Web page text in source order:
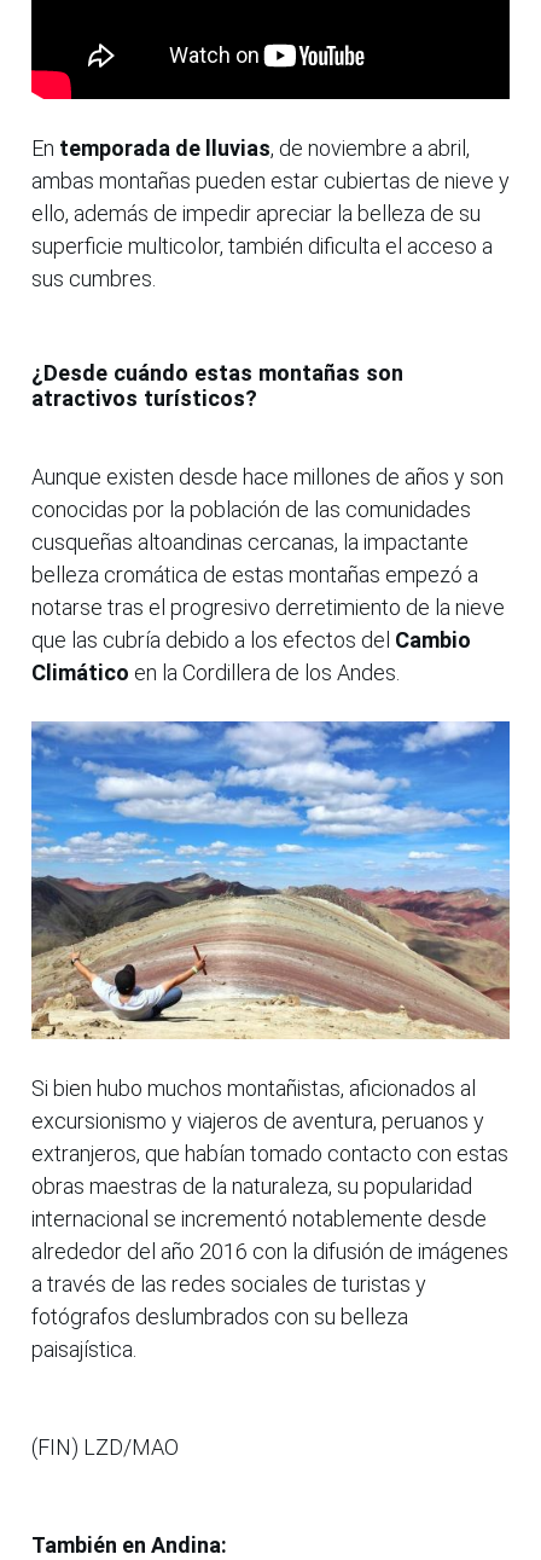
En temporada de lluvias, de noviembre a abril,
ambas montañas pueden estar cubiertas de nieve y
ello, además de impedir apreciar la belleza de su
superficie multicolor, también dificulta el acceso a
sus cumbres.
¿Desde cuándo estas montañas son
atractivos turísticos?
Aunque existen desde hace millones de años y son
conocidas por la población de las comunidades
cusqueñas altoandinas cercanas, la impactante
belleza cromática de estas montañas empezó a
notarse tras el progresivo derretimiento de la nieve
que las cubría debido a los efectos del Cambio
Climático en la Cordillera de los Andes.
Si bien hubo muchos montañistas, aficionados al
excursionismo y viajeros de aventura, peruanos y
extranjeros, que habían tomado contacto con estas
obras maestras de la naturaleza, su popularidad
internacional se incrementó notablemente desde
alrededor del año 2016 con la difusión de imágenes
a través de las redes sociales de turistas y
fotógrafos deslumbrados con su belleza
paisajística.
(FIN) LZD/MAO
También en Andina: